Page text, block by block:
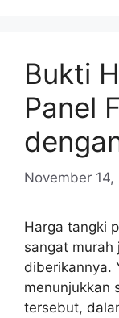
Bukti
Panel
November 14,
Harga tangki
sangat
diberikannya.
menunjukkan
tersebut,